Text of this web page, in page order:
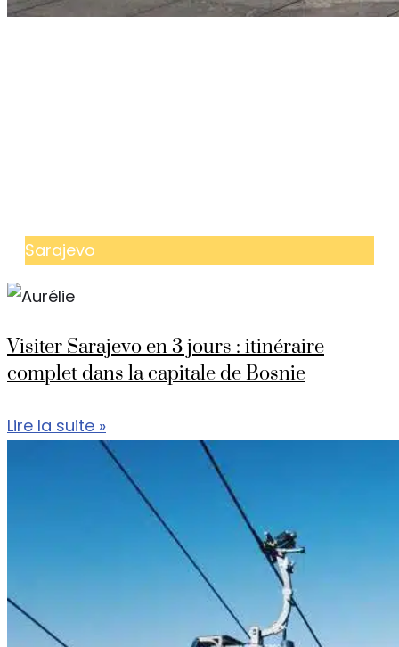
Sarajevo
Visiter Sarajevo en 3 jours : itinéraire
complet dans la capitale de Bosnie
Lire la suite »